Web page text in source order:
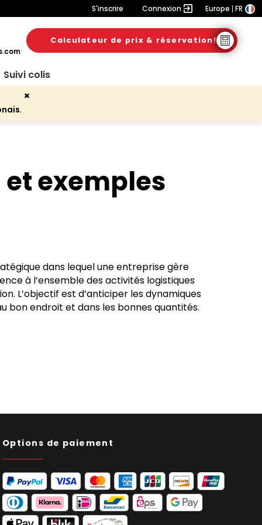
S'inscrire Connexion Europe FR
Calculateur de prix & réservation!
Suivi colis
.
exemples
dans lequel une entreprise gère
à l’ensemble des activités logistiques
L’objectif est d’anticiper les dynamiques
bon endroit et dans les bonnes quantités.
Options de paiement